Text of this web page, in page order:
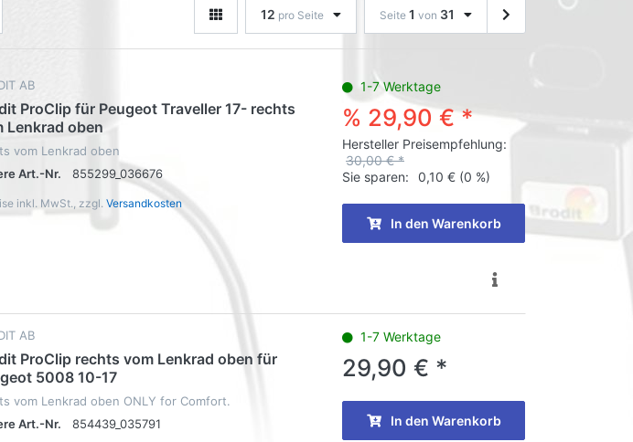
12 pro Seite Seite 1 von 31
AB
ProClip für Peugeot Traveller 17- rechts
Lenkrad oben
vom Lenkrad oben
Art.-Nr.
855299_036676
inkl. MwSt., zzgl. Versandkosten
1-7 Werktage
% 29,90 € *
Hersteller Preisempfehlung:
30,00 € *
Sie sparen:
0,10 € (0 %)
In den Warenkorb
AB
ProClip rechts vom Lenkrad oben für
5008 10-17
vom Lenkrad oben ONLY for Comfort.
Art.-Nr.
854439_035791
1-7 Werktage
29,90 € *
In den Warenkorb